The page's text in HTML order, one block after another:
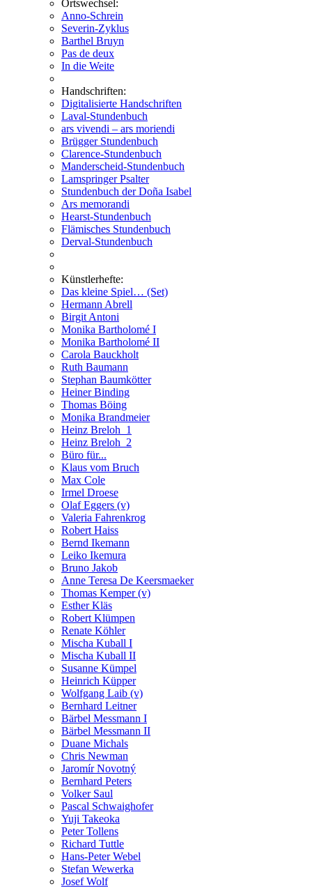
Ortswechsel:
Anno-Schrein
Severin-Zyklus
Barthel Bruyn
Pas de deux
In die Weite
Handschriften:
Digitalisierte Handschriften
Laval-Stundenbuch
ars vivendi – ars moriendi
Brügger Stundenbuch
Clarence-Stundenbuch
Manderscheid-Stundenbuch
Lamspringer Psalter
Stundenbuch der Doña Isabel
Ars memorandi
Hearst-Stundenbuch
Flämisches Stundenbuch
Derval-Stundenbuch
Künstlerhefte:
Das kleine Spiel… (Set)
Hermann Abrell
Birgit Antoni
Monika Bartholomé I
Monika Bartholomé II
Carola Bauckholt
Ruth Baumann
Stephan Baumkötter
Heiner Binding
Thomas Böing
Monika Brandmeier
Heinz Breloh_1
Heinz Breloh_2
Büro für...
Klaus vom Bruch
Max Cole
Irmel Droese
Olaf Eggers (v)
Valeria Fahrenkrog
Robert Haiss
Bernd Ikemann
Leiko Ikemura
Bruno Jakob
Anne Teresa De Keersmaeker
Thomas Kemper (v)
Esther Kläs
Robert Klümpen
Renate Köhler
Mischa Kuball I
Mischa Kuball II
Susanne Kümpel
Heinrich Küpper
Wolfgang Laib (v)
Bernhard Leitner
Bärbel Messmann I
Bärbel Messmann II
Duane Michals
Chris Newman
Jaromír Novotný
Bernhard Peters
Volker Saul
Pascal Schwaighofer
Yuji Takeoka
Peter Tollens
Richard Tuttle
Hans-Peter Webel
Stefan Wewerka
Josef Wolf